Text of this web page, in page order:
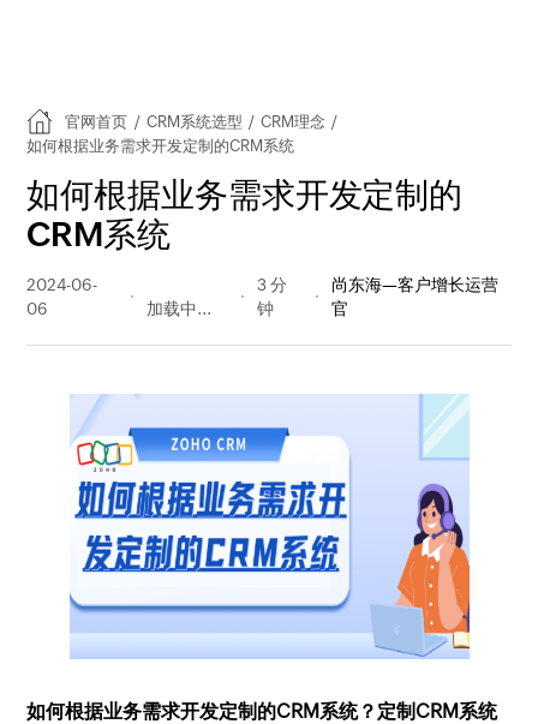
官网首页 / CRM系统选型 / CRM理念 /
如何根据业务需求开发定制的CRM系统
如何根据业务需求开发定制的
CRM系统
2024-06-
06
量
3 分
钟
尚东海—客户增长运营
官
如何根据业务需求开发定制的CRM系统？定制CRM系统